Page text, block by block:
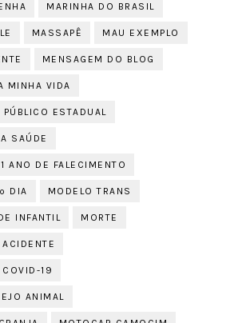
MARINHA DO BRASIL
MASSAPÊ MAU EXEMPLO
MENSAGEM DO BLOG
MINHA VIDA
ESTADUAL
SAÚDE
ANO DE FALECIMENTO
DIA MODELO TRANS
INFANTIL MORTE
COVID-19
ANIMAL